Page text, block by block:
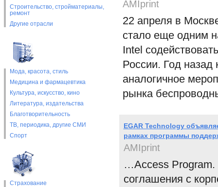
Строительство, стройматериалы,
ремонт
Другие отрасли
Мода, красота, стиль
Медицина и фармацевтика
Культура, искусство, кино
Литература, издательства
Благотворительность
ТВ, периодика, другие СМИ
Спорт
Страхование
AMIprint
22 апреля в
стало еще одним
Intel
России. Год
аналогичное
рынка
EGAR Technology
рамках программы
AMIprint
…Access Program.
соглашения с